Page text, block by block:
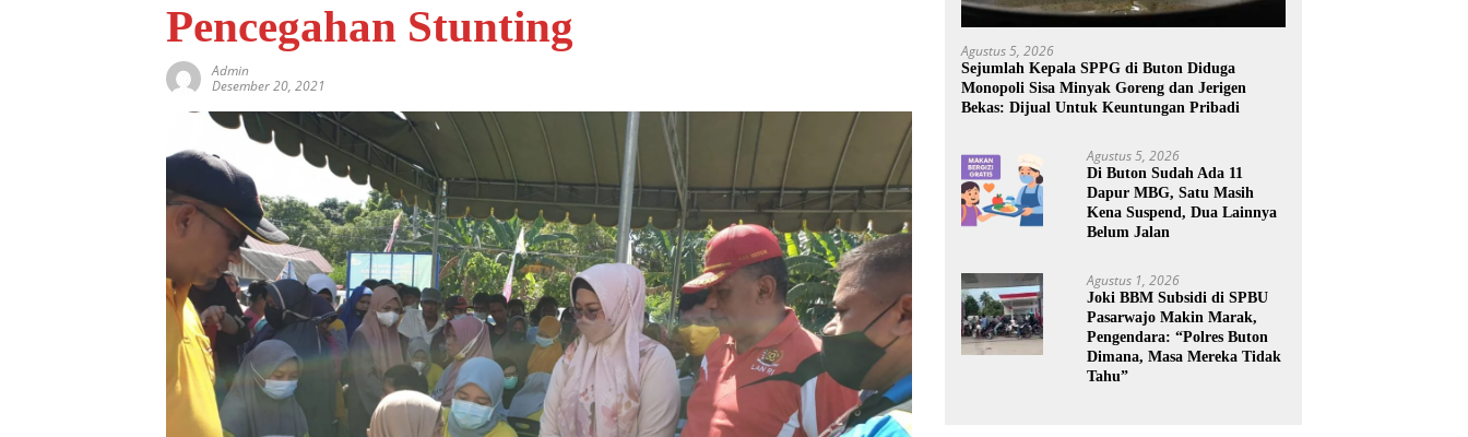
Pencegahan Stunting
Admin
Desember 20, 2021
Agustus 5, 2026
Sejumlah Kepala SPPG di Buton Diduga
Monopoli Sisa Minyak Goreng dan Jerigen
Bekas: Dijual Untuk Keuntungan Pribadi
Agustus 5, 2026
Di Buton Sudah Ada 11
Dapur MBG, Satu Masih
Kena Suspend, Dua Lainnya
Belum Jalan
Agustus 1, 2026
Joki BBM Subsidi di SPBU
Pasarwajo Makin Marak,
Pengendara: “Polres Buton
Dimana, Masa Mereka Tidak
Tahu”